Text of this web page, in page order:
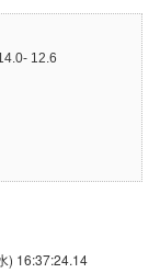
12.6
) 16:37:24.14